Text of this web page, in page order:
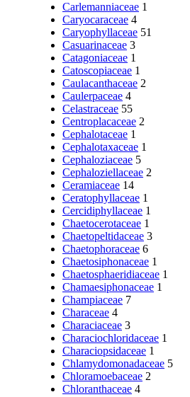
Carlemanniaceae 1
Caryocaraceae 4
Caryophyllaceae 51
Casuarinaceae 3
Catagoniaceae 1
Catoscopiaceae 1
Caulacanthaceae 2
Caulerpaceae 4
Celastraceae 55
Centroplacaceae 2
Cephalotaceae 1
Cephalotaxaceae 1
Cephaloziaceae 5
Cephaloziellaceae 2
Ceramiaceae 14
Ceratophyllaceae 1
Cercidiphyllaceae 1
Chaetocerotaceae 1
Chaetopeltidaceae 3
Chaetophoraceae 6
Chaetosiphonaceae 1
Chaetosphaeridiaceae 1
Chamaesiphonaceae 1
Champiaceae 7
Characeae 4
Characiaceae 3
Characiochloridaceae 1
Characiopsidaceae 1
Chlamydomonadaceae 5
Chloramoebaceae 2
Chloranthaceae 4